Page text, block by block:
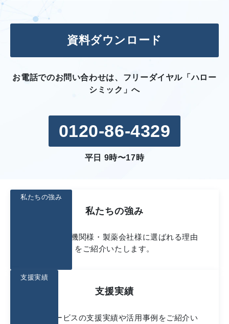
資料ダウンロード
お電話でのお問い合わせは、フリーダイヤル「ハロー
シミック」へ
0120-86-4329
平日 9時〜17時
私たちの強み
多数の医療機関様・製薬会社様に選ばれる理由
をご紹介いたします。
私たちの強み
支援実績
弊社サービスの支援実績や活用事例をご紹介い
支援実績